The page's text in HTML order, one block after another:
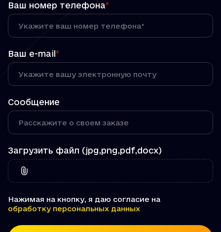
Ваш номер телефона*
Ваш e-mail *
Сообщение
Загрузить файл (jpg,png,pdf,docx)
Нажимая на кнопку, я даю согласие на
обработку персональных данных